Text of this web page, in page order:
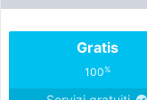
Gratis
100%